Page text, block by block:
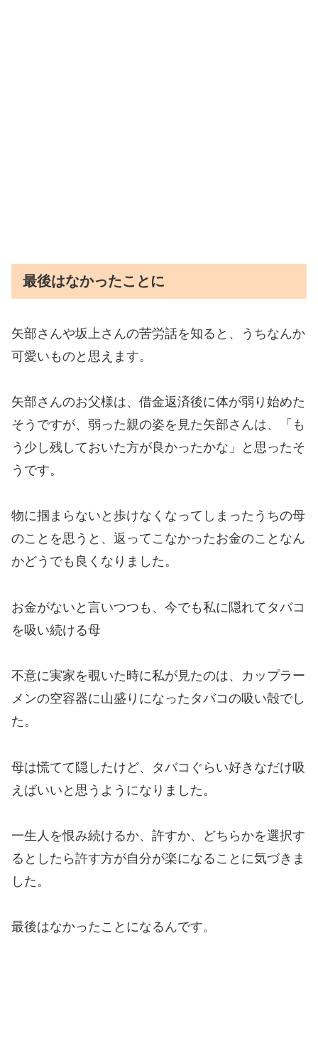
最後はなかったことに
矢部さんや坂上さんの苦労話を知ると、うちなんか
可愛いものと思えます。
矢部さんのお父様は、借金返済後に体が弱り始めた
そうですが、弱った親の姿を見た矢部さんは、「も
う少し残しておいた方が良かったかな」と思ったそ
うです。
物に掴まらないと歩けなくなってしまったうちの母
のことを思うと、返ってこなかったお金のことなん
かどうでも良くなりました。
お金がないと言いつつも、今でも私に隠れてタバコ
を吸い続ける母
不意に実家を覗いた時に私が見たのは、カップラー
メンの空容器に山盛りになったタバコの吸い殻でし
た。
母は慌てて隠したけど、タバコぐらい好きなだけ吸
えばいいと思うようになりました。
一生人を恨み続けるか、許すか、どちらかを選択す
るとしたら許す方が自分が楽になることに気づきま
した。
最後はなかったことになるんです。